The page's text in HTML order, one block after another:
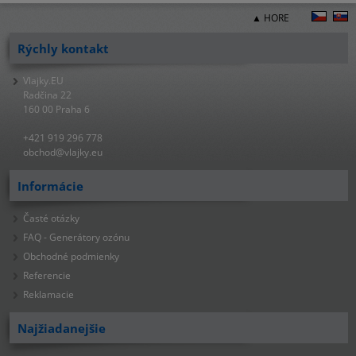
▲ HORE
Rýchly kontakt
Vlajky.EU
Radčina 22
160 00 Praha 6
+421 919 296 778
obchod@vlajky.eu
Informácie
Časté otázky
FAQ - Generátory ozónu
Obchodné podmienky
Referencie
Reklamacie
Najžiadanejšie